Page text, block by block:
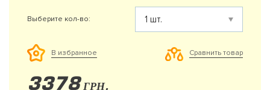
Выберите кол-во:
В избранное Сравнить товар
3378 ГРН.